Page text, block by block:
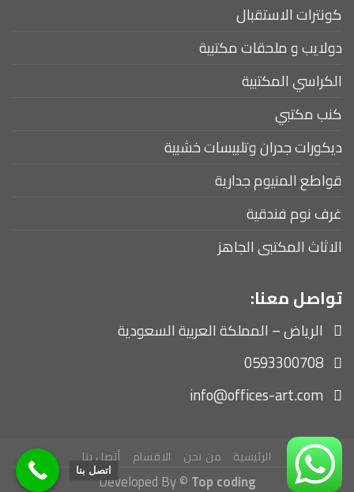
كونترات الاستقبال
دولايب و ملحقات مكتبية
الكراسي المكتبية
كنب مكتبي
ديكورات جدران وتلبيسات خشبية
قواطع المنيوم جدارية
غرف نوم فندقية
الاثاث المكتبى الجاهز
تواصل معنا:
الرياض – المملكة العربية السعودية
0593300708
info@offices-art.com
الرئيسية من نحن الاقسام أتصل بنا
Developed By ©Top coding اتصل بنا